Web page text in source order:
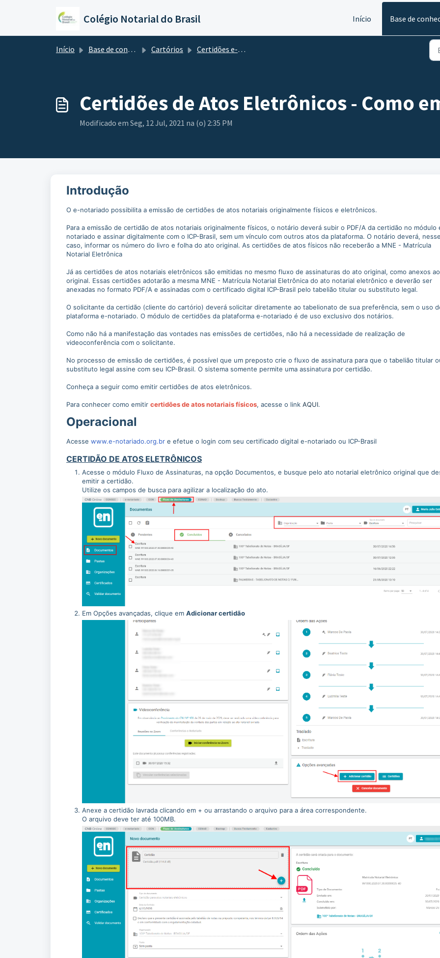
Colégio Notarial do Brasil Início Base de
Início Base de conhecimento Cartórios Certidões e-Notariado
Certidões de Atos Eletrônicos - Como
Modificado em Seg, 12 Jul, 2021 na (o) 2:35 PM
Introdução
O e-notariado possibilita a emissão de certidões de atos notariais originalmente físicos e eletrônicos.
Para a emissão de certidão de atos notariais originalmente físicos, o notário deverá subir o PDF/A da certidão no módulo
notariado e assinar digitalmente com o ICP-Brasil, sem um vínculo com outros atos da plataforma. O notário deverá,
caso, informar os número do livro e folha do ato original. As certidões de atos físicos não receberão a MNE - Matrícula
Notarial Eletrônica
Já as certidões de atos notariais eletrônicos são emitidas no mesmo fluxo de assinaturas do ato original, como anexos
original. Essas certidões adotarão a mesma MNE - Matrícula Notarial Eletrônica do ato notarial eletrônico e deverão ser
anexadas no formato PDF/A e assinadas com o certificado digital ICP-Brasil pelo tabelião titular ou substituto legal.
O solicitante da certidão (cliente do cartório) deverá solicitar diretamente ao tabelionato de sua preferência, sem o uso
plataforma e-notariado. O módulo de certidões da plataforma e-notariado é de uso exclusivo dos notários.
Como não há a manifestação das vontades nas emissões de certidões, não há a necessidade de realização de
videoconferência com o solicitante.
No processo de emissão de certidões, é possível que um preposto crie o fluxo de assinatura para que o tabelião titular
substituto legal assine com seu ICP-Brasil. O sistema somente permite uma assinatura por certidão.
Conheça a seguir como emitir certidões de atos eletrônicos.
Para conhecer como emitir certidões de atos notariais físicos, acesse o link AQUI.
Operacional
Acesse www.e-notariado.org.br e efetue o login com seu certificado digital e-notariado ou ICP-Brasil
CERTIDÃO DE ATOS ELETRÔNICOS
Acesse o módulo Fluxo de Assinaturas, na opção Documentos, e busque pelo ato notarial eletrônico original que
emitir a certidão.
Utilize os campos de busca para agilizar a localização do ato.
Em Opções avançadas, clique em Adicionar certidão
Anexe a certidão lavrada clicando em + ou arrastando o arquivo para a área correspondente.
O arquivo deve ter até 100MB.